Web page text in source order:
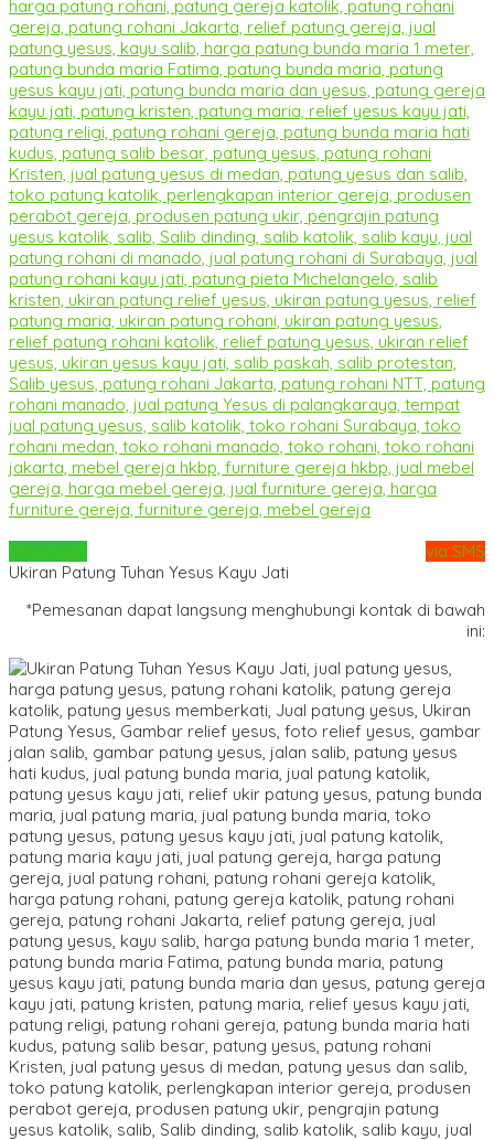
Whatsapp
via SMS
Ukiran Patung Tuhan Yesus Kayu Jati
*Pemesanan dapat langsung menghubungi kontak di bawah
ini: